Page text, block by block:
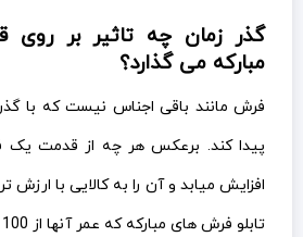
گذر زمان چه تاثیر بر روی
مبارکه می گذارد؟
فرش مانند باقی اجناس نیست که با
پیدا کند. برعکس هر چه از قدمت یک
افزایش میابد و آن را به کالایی با ارزش